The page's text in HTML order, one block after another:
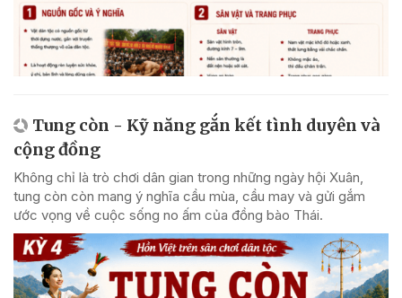
Tung còn - Kỹ năng gắn kết tình duyên và
cộng đồng
Không chỉ là trò chơi dân gian trong những ngày hội Xuân,
tung còn còn mang ý nghĩa cầu mùa, cầu may và gửi gắm
ước vọng về cuộc sống no ấm của đồng bào Thái.